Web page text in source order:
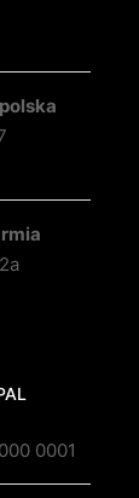
0001